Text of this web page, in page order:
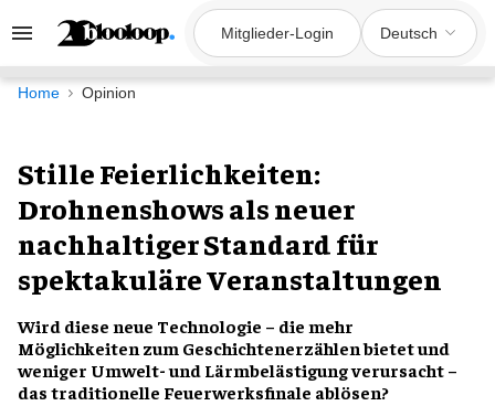
Suche
Mitglieder-Login Deutsch
Home Opinion
Stille Feierlichkeiten:
Drohnenshows als neuer
nachhaltiger Standard für
spektakuläre Veranstaltungen
Wird diese neue Technologie – die mehr
Möglichkeiten zum Geschichtenerzählen bietet und
weniger Umwelt- und Lärmbelästigung verursacht –
das traditionelle Feuerwerksfinale ablösen?